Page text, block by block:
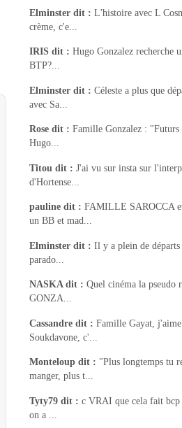
Elminster dit : L'histoire avec L
crème, c'e...
IRIS dit : Hugo Gonzalez recherche
BTP?...
Elminster dit : Céleste a plus que
avec Sa...
Rose dit : Famille Gonzalez : "Futurs
Hugo...
Titou dit : J'ai vu sur insta sur
d'Hortense...
pauline dit : FAMILLE SAROCCA
un BB et mad...
Elminster dit : Il y a plein de
parado...
NASKAdit : Quel cinéma la pseudo
GONZA...
Cassandre dit : Famille Gayat, j'aime
Soukdavone, c'...
Monteloup dit : "Plus longtemps tu
manger, plus t...
Tyty79 dit : c VRAI que cela fait bcp
on a ...